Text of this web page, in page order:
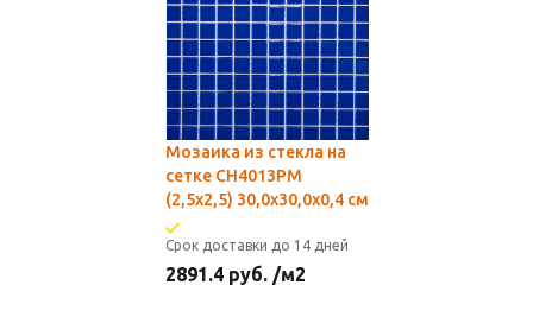
Мозаика из стекла на
сетке CH4013РМ
(2,5x2,5) 30,0х30,0x0,4 см
Срок доставки до 14 дней
2891.4 руб. /м2